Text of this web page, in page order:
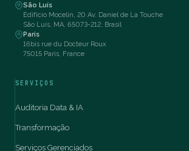
São Luís
Edifício Mocelin, 20 Av. Daniel de La Touche
São Luís, MA, 65073-212, Brasil
Paris
16bis rue du Docteur Roux
75015 Paris, France
SERVIÇOS
Auditoria Data & IA
Transformação
Serviços Gerenciados